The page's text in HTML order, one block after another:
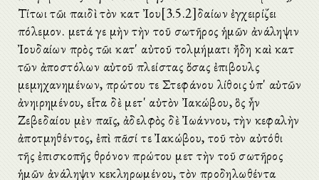
Τίτωι τῶι παιδὶ τὸν κατὰ Ἰου[3.5.2]δαίων ἐγχειρίζει
πόλεμον. μετά γε μὴν τὴν τοῦ σωτῆρος ἡμῶν ἀνάληψιν
Ἰουδαίων πρὸς τῶι κατ' αὐτοῦ τολμήματι ἤδη καὶ κατὰ
τῶν ἀποστόλων αὐτοῦ πλείστας ὅσας ἐπιβουλὰς
μεμηχανημένων, πρώτου τε Στεφάνου λίθοις ὑπ' αὐτῶν
ἀνηιρημένου, εἶτα δὲ μετ' αὐτὸν Ἰακώβου, ὃς ἦν
Ζεβεδαίου μὲν παῖς, ἀδελφὸς δὲ Ἰωάννου, τὴν κεφαλὴν
ἀποτμηθέντος, ἐπὶ πᾶσί τε Ἰακώβου, τοῦ τὸν αὐτόθι
τῆς ἐπισκοπῆς θρόνον πρώτου μετὰ τὴν τοῦ σωτῆρος
ἡμῶν ἀνάληψιν κεκληρωμένου, τὸν προδηλωθέντα